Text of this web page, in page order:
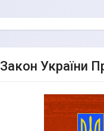
Закон України